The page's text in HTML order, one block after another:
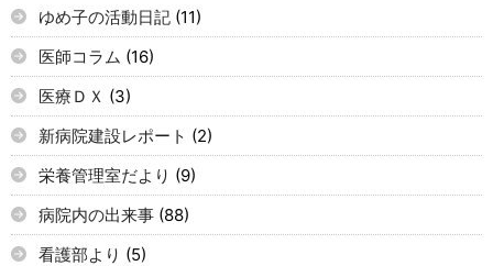
ゆめ子の活動日記 (11)
医師コラム (16)
医療ＤＸ (3)
新病院建設レポート (2)
栄養管理室だより (9)
病院内の出来事 (88)
看護部より (5)